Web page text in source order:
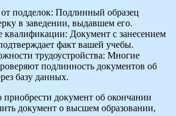
подделок: Подлинный образец
в заведении, выдавшем его.
квалификации: Документ с занесением
факт вашей учебы.
трудоустройства: Многие
подлинность документов об
базу данных.
документ об окончании
документ о высшем образовании,